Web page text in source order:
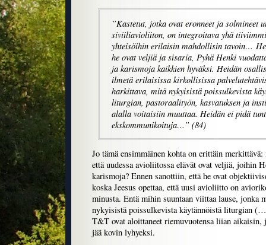
”Kastetut, jotka ovat eronneet ja solmineet
siviiliavioliiton, on integroitava yhä
yhteisöihin erilaisin mahdollisin tavoin…
he ovat veljiä ja sisaria, Pyhä Henki
ja karismoja kaikkien hyväksi. Heidän
ilmetä erilaisissa kirkollisissa
harkittava, mitä nykyisistä poissulkevista
liturgian, pastoraalityön, kasvatuksen ja
alalla voitaisiin muuttaa. Heidän ei pidä
ekskommunikoituja…” (84)
Jo tämä ensimmäinen kohta on erittäin
että uudessa avioliitossa elävät ovat veljiä, joihin
karismoja? Ennen sanottiin, että he ovat
koska Jeesus opettaa, että uusi avioliitto on
minusta. Entä mihin suuntaan viittaa lause, jonka
nykyisistä poissulkevista käytännöistä liturgian
T&T ovat aloittaneet riemuvuotensa liian aikaisin,
jää kovin lyhyeksi.